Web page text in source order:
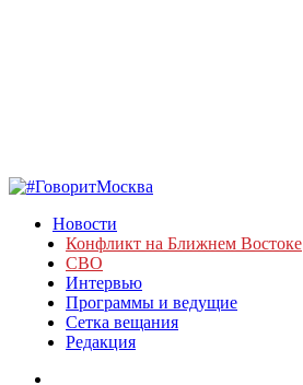
Новости
Конфликт на Ближнем Востоке
СВО
Интервью
Программы и ведущие
Сетка вещания
Редакция